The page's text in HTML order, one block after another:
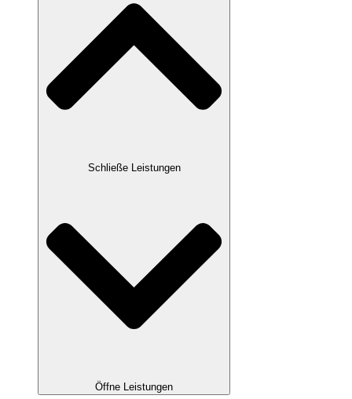
Schließe Leistungen
Öffne Leistungen